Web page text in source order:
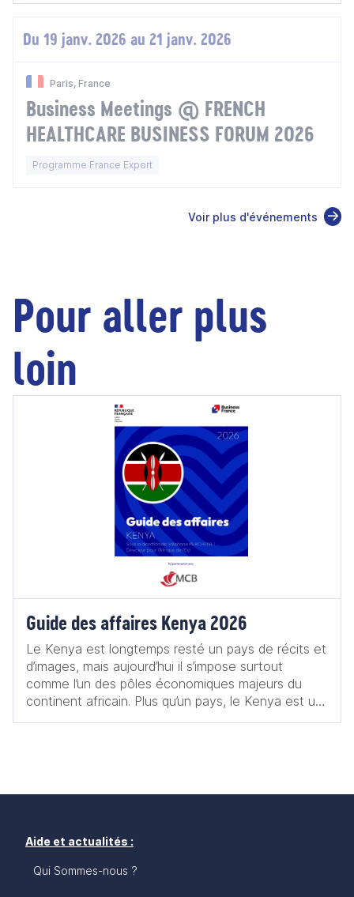
Du 19 janv. 2026 au 21 janv. 2026
Paris, France
Business Meetings @ FRENCH
HEALTHCARE BUSINESS FORUM 2026
Programme France Export
Voir plus d'événements
Pour aller plus
loin
Guide des affaires Kenya 2026
Le Kenya est longtemps resté un pays de récits et
d’images, mais aujourd’hui il s’impose surtout
comme l’un des pôles économiques majeurs du
continent africain. Plus qu’un pays, le Kenya est un
carrefour stratégique : - logistique, grâce à son
transformation, transition énergétique et services à
Nairobi, souvent qualifiée de Silicon Savannah,
Aide et actualités :
Qui Sommes-nous ?